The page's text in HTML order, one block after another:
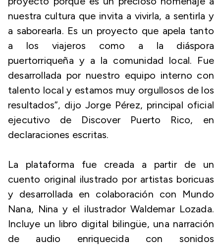
nuestra cultura que invita a vivirla, a sentirla y
a saborearla. Es un proyecto que apela tanto
a los viajeros como a la diáspora
puertorriqueña y a la comunidad local. Fue
desarrollada por nuestro equipo interno con
talento local y estamos muy orgullosos de los
resultados”, dijo Jorge Pérez, principal oficial
ejecutivo de Discover Puerto Rico, en
declaraciones escritas.
La plataforma fue creada a partir de un
cuento original ilustrado por artistas boricuas
y desarrollada en colaboración con Mundo
Nana, Nina y el ilustrador Waldemar Lozada.
Incluye un libro digital bilingüe, una narración
de audio enriquecida con sonidos